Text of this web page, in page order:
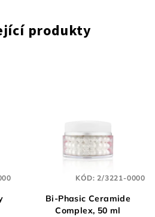
produkty
Bi-Phasic Ceramide
Complex, 50 ml
KÓD:2/3221-0000